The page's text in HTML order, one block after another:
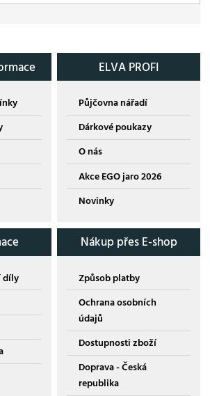
ELVA PROFI
Půjčovna nářadí
Dárkové poukazy
O nás
Akce EGO jaro 2026
Novinky
díly
Nákup přes E-shop
Způsob platby
Ochrana osobních
údajů
Dostupnosti zboží
Doprava - Česká
republika